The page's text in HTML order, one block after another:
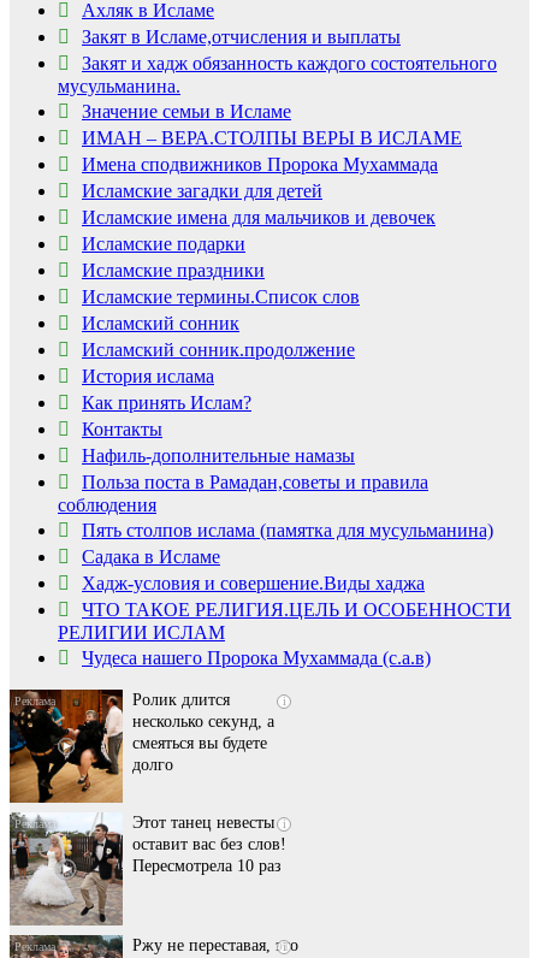
Ахляк в Исламе
Закят в Исламе,отчисления и выплаты
Закят и хадж обязанность каждого состоятельного
мусульманина.
Значение семьи в Исламе
ИМАН – ВЕРА.СТОЛПЫ ВЕРЫ В ИСЛАМЕ
Имена сподвижников Пророка Мухаммада
Исламские загадки для детей
Исламские имена для мальчиков и девочек
Исламские подарки
Исламские праздники
Исламские термины.Список слов
Исламский сонник
Исламский сонник.продолжение
История ислама
Как принять Ислам?
Контакты
Нафиль-дополнительные намазы
Польза поста в Рамадан,советы и правила
соблюдения
Пять столпов ислама (памятка для мусульманина)
Садака в Исламе
Хадж-условия и совершение.Виды хаджа
ЧТО ТАКОЕ РЕЛИГИЯ.ЦЕЛЬ И ОСОБЕННОСТИ
РЕЛИГИИ ИСЛАМ
Чудеса нашего Пророка Мухаммада (с.а.в)
i
Скрытая камера на
пляже Крыма: Что
люди вытворяют, когда
их не видят...
i
Ролик длится
несколько секунд, а
смеяться вы будете
долго
i
Этот танец невесты
оставит вас без слов!
Пересмотрела 10 раз
i
Ржу не переставая, это